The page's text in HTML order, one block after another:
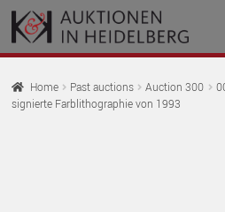
Skip
to
navigation
Skip
to
content
Home
Home Past auctions Auction 300
signierte Farblithographie von 1993